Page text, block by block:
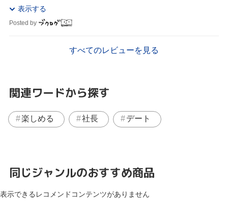
の場面でも出てました。その時も沁みましたが、今...
表示する
Posted by
すべてのレビューを見る
関連ワードから探す
楽しめる 社長 デート
同じジャンルのおすすめ商品
表示できるレコメンドコンテンツがありません